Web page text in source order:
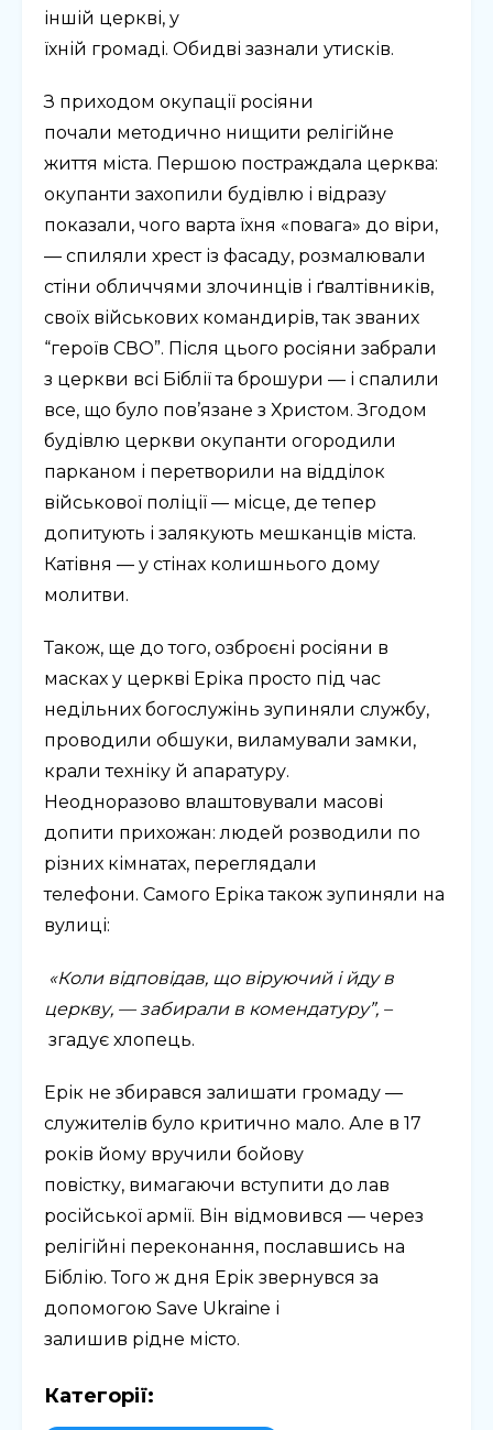
іншій церкві, у
їхній громаді. Обидві зазнали утисків.
З приходом окупації росіяни
почали методично нищити релігійне
життя міста. Першою постраждала церква:
окупанти захопили будівлю і відразу
показали, чого варта їхня «повага» до віри,
— спиляли хрест із фасаду, розмалювали
стіни обличчями злочинців і ґвалтівників,
своїх військових командирів, так званих
“героїв СВО”. Після цього росіяни забрали
з церкви всі Біблії та брошури — і спалили
все, що було пов’язане з Христом. Згодом
будівлю церкви окупанти огородили
парканом і перетворили на відділок
військової поліції — місце, де тепер
допитують і залякують мешканців міста.
Катівня — у стінах колишнього дому
молитви.
Також, ще до того, озброєні росіяни в
масках у церкві Еріка просто під час
недільних богослужінь зупиняли службу,
проводили обшуки, виламували замки,
крали техніку й апаратуру.
Неодноразово влаштовували масові
допити прихожан: людей розводили по
різних кімнатах, переглядали
телефони. Самого Еріка також зупиняли на
вулиці:
«Коли відповідав, що віруючий і йду в
церкву, — забирали в комендатуру”, –
згадує хлопець.
Ерік не збирався залишати громаду —
служителів було критично мало. Але в 17
років йому вручили бойову
повістку, вимагаючи вступити до лав
російської армії. Він відмовився — через
релігійні переконання, пославшись на
Біблію. Того ж дня Ерік звернувся за
допомогою Save Ukraine і
залишив рідне місто.
Категорії: